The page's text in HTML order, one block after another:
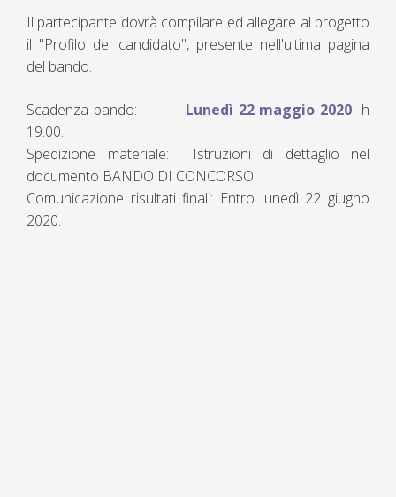
Il partecipante dovrà compilare ed allegare al progetto
il "Profilo del candidato", presente nell'ultima pagina
del bando.
Scadenza bando: Lunedì 22 maggio 2020h
19.00.
Spedizione materiale: Istruzioni di dettaglio nel
documento BANDO DI CONCORSO.
Comunicazione risultati finali: Entro lunedì 22 giugno
2020.